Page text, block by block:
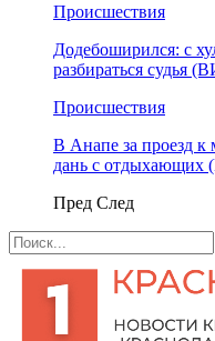
Происшествия
Додебоширился: с
разбираться судья
Происшествия
В Анапе за проезд
дань с
Пред След